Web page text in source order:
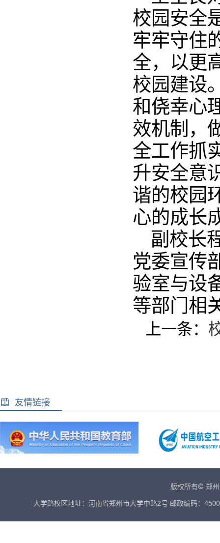
校园安全
牢牢守住
全，以更
校园建设
和侥幸心
效机制，
全工作抓
升安全意
谐的校园
心的成长
副校长
党委宣传
验室与设
等部门相
上一条：
友情链接
版权所有© 郑
大学路校区地址：河南省郑州市大学中路2号 邮政编码：